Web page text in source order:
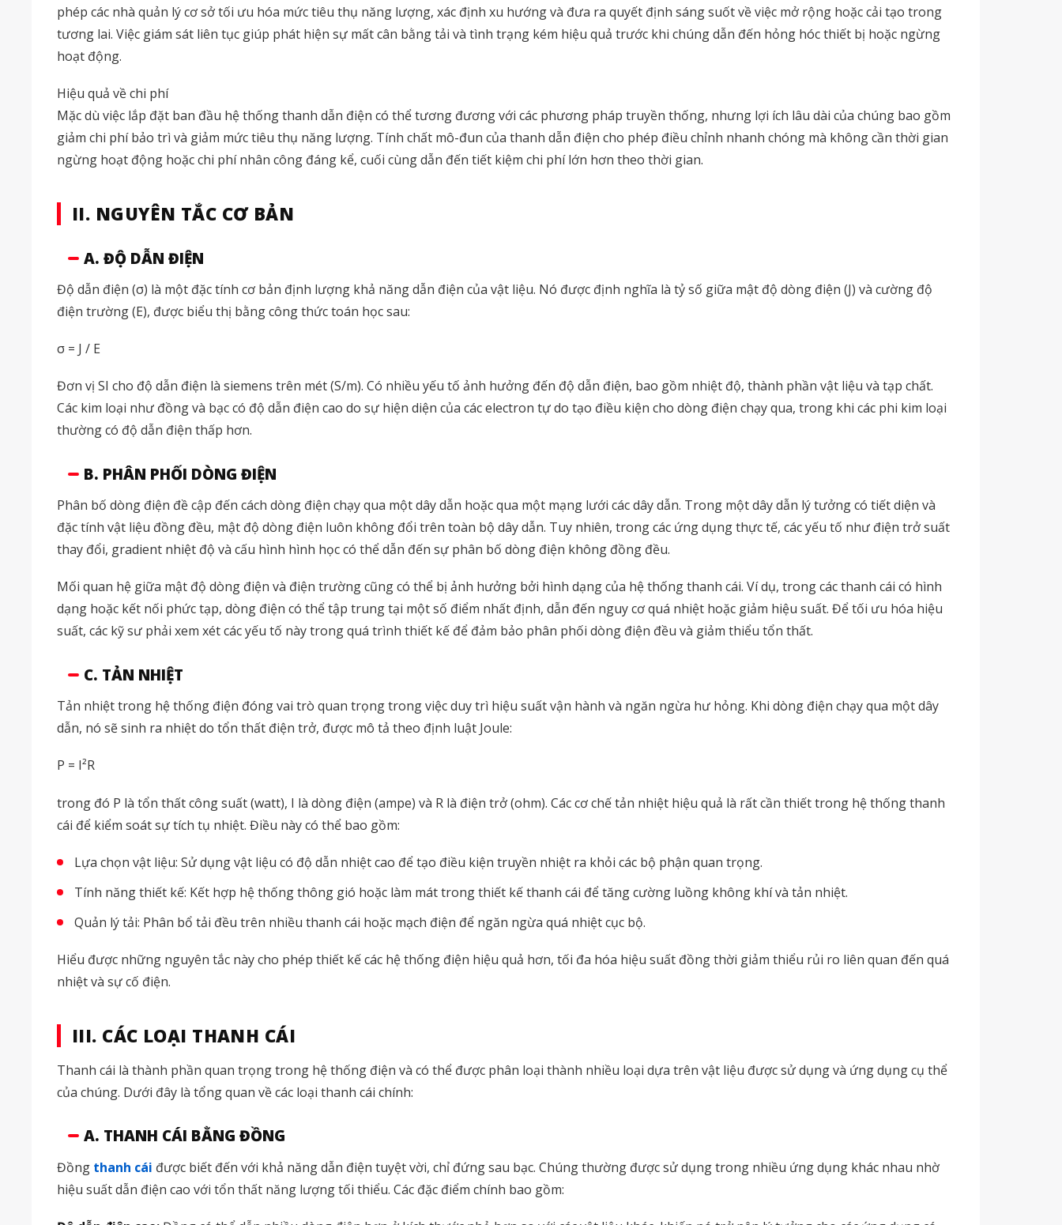
phép các nhà quản lý cơ sở tối ưu hóa mức tiêu thụ năng lượng, xác định xu hướng và đưa ra quyết định sáng suốt về việc mở rộng hoặc cải tạo trong
tương lai. Việc giám sát liên tục giúp phát hiện sự mất cân bằng tải và tình trạng kém hiệu quả trước khi chúng dẫn đến hỏng hóc thiết bị hoặc ngừng
hoạt động.
Hiệu quả về chi phí
Mặc dù việc lắp đặt ban đầu hệ thống thanh dẫn điện có thể tương đương với các phương pháp truyền thống, nhưng lợi ích lâu dài của chúng bao gồm
giảm chi phí bảo trì và giảm mức tiêu thụ năng lượng. Tính chất mô-đun của thanh dẫn điện cho phép điều chỉnh nhanh chóng mà không cần thời gian
ngừng hoạt động hoặc chi phí nhân công đáng kể, cuối cùng dẫn đến tiết kiệm chi phí lớn hơn theo thời gian.
II. NGUYÊN TẮC CƠ BẢN
A. ĐỘ DẪN ĐIỆN
Độ dẫn điện (σ) là một đặc tính cơ bản định lượng khả năng dẫn điện của vật liệu. Nó được định nghĩa là tỷ số giữa mật độ dòng điện (J) và cường độ
điện trường (E), được biểu thị bằng công thức toán học sau:
σ = J / E
Đơn vị SI cho độ dẫn điện là siemens trên mét (S/m). Có nhiều yếu tố ảnh hưởng đến độ dẫn điện, bao gồm nhiệt độ, thành phần vật liệu và tạp chất.
Các kim loại như đồng và bạc có độ dẫn điện cao do sự hiện diện của các electron tự do tạo điều kiện cho dòng điện chạy qua, trong khi các phi kim loại
thường có độ dẫn điện thấp hơn.
B. PHÂN PHỐI DÒNG ĐIỆN
Phân bố dòng điện đề cập đến cách dòng điện chạy qua một dây dẫn hoặc qua một mạng lưới các dây dẫn. Trong một dây dẫn lý tưởng có tiết diện và
đặc tính vật liệu đồng đều, mật độ dòng điện luôn không đổi trên toàn bộ dây dẫn. Tuy nhiên, trong các ứng dụng thực tế, các yếu tố như điện trở suất
thay đổi, gradient nhiệt độ và cấu hình hình học có thể dẫn đến sự phân bố dòng điện không đồng đều.
Mối quan hệ giữa mật độ dòng điện và điện trường cũng có thể bị ảnh hưởng bởi hình dạng của hệ thống thanh cái. Ví dụ, trong các thanh cái có hình
dạng hoặc kết nối phức tạp, dòng điện có thể tập trung tại một số điểm nhất định, dẫn đến nguy cơ quá nhiệt hoặc giảm hiệu suất. Để tối ưu hóa hiệu
suất, các kỹ sư phải xem xét các yếu tố này trong quá trình thiết kế để đảm bảo phân phối dòng điện đều và giảm thiểu tổn thất.
C. TẢN NHIỆT
Tản nhiệt trong hệ thống điện đóng vai trò quan trọng trong việc duy trì hiệu suất vận hành và ngăn ngừa hư hỏng. Khi dòng điện chạy qua một dây
dẫn, nó sẽ sinh ra nhiệt do tổn thất điện trở, được mô tả theo định luật Joule:
P = I²R
trong đó P là tổn thất công suất (watt), I là dòng điện (ampe) và R là điện trở (ohm). Các cơ chế tản nhiệt hiệu quả là rất cần thiết trong hệ thống thanh
cái để kiểm soát sự tích tụ nhiệt. Điều này có thể bao gồm:
Lựa chọn vật liệu: Sử dụng vật liệu có độ dẫn nhiệt cao để tạo điều kiện truyền nhiệt ra khỏi các bộ phận quan trọng.
Tính năng thiết kế: Kết hợp hệ thống thông gió hoặc làm mát trong thiết kế thanh cái để tăng cường luồng không khí và tản nhiệt.
Quản lý tải: Phân bổ tải đều trên nhiều thanh cái hoặc mạch điện để ngăn ngừa quá nhiệt cục bộ.
Hiểu được những nguyên tắc này cho phép thiết kế các hệ thống điện hiệu quả hơn, tối đa hóa hiệu suất đồng thời giảm thiểu rủi ro liên quan đến quá
nhiệt và sự cố điện.
III. CÁC LOẠI THANH CÁI
Thanh cái là thành phần quan trọng trong hệ thống điện và có thể được phân loại thành nhiều loại dựa trên vật liệu được sử dụng và ứng dụng cụ thể
của chúng. Dưới đây là tổng quan về các loại thanh cái chính:
A. THANH CÁI BẰNG ĐỒNG
Đồng thanh cái được biết đến với khả năng dẫn điện tuyệt vời, chỉ đứng sau bạc. Chúng thường được sử dụng trong nhiều ứng dụng khác nhau nhờ
hiệu suất dẫn điện cao với tổn thất năng lượng tối thiểu. Các đặc điểm chính bao gồm: